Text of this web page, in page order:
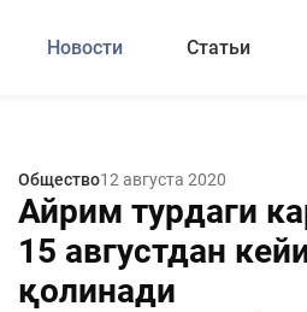
Новости Статьи
Общество12 августа 2020
Айрим турдаги
15 августдан
қолинади